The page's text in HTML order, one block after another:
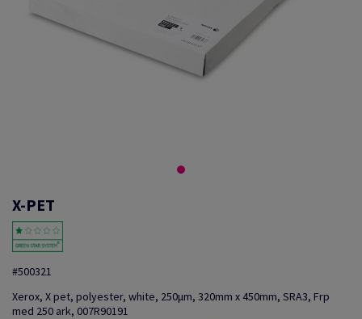
X-PET
#500321
Xerox, X pet, polyester, white, 250µm, 320mm x 450mm, SRA3, Frp
med 250 ark, 007R90191